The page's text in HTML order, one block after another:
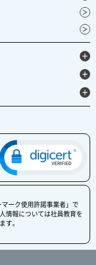
ーク使用許諾事業者」で
情報については社員教育を
す。